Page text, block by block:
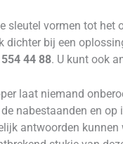
sleutel vormen tot
dichter bij een
44 88. U kunt ook
laat niemand
nabestaanden en
antwoorden